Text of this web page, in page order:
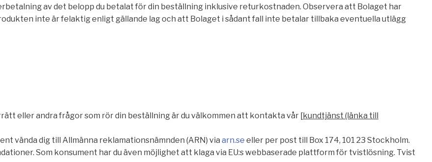
av det belopp du betalat för din beställning inklusive returkostnaden. Observera att Bolaget har
inte är felaktig enligt gällande lag och att Bolaget i sådant fall inte betalar tillbaka eventuella utlägg
eller andra frågor som rör din beställning är du välkommen att kontakta vår [kundtjänst (länka till
vända dig till Allmänna reklamationsnämnden (ARN) via arn.se eller per post till Box 174, 101 23 Stockholm.
Som konsument har du även möjlighet att klaga via EU:s webbaserade plattform för tvistlösning. Tvist